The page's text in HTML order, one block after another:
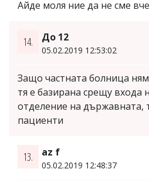
Айде моля ние да не сме
14. До 12
05.02.2019 12:53:02
Защо частната болница
тя е базирана срещу входа
отделение на държавната,
пациенти
13. az f
05.02.2019 12:48:37